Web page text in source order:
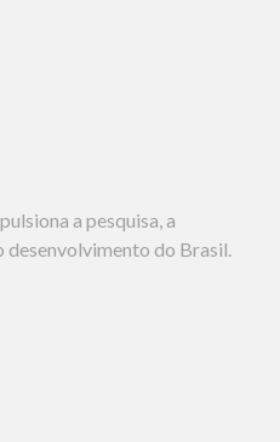
a pesquisa, a
desenvolvimento do Brasil.